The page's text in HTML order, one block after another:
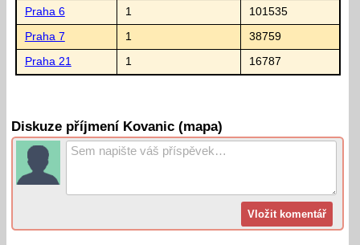
Praha 6 1 101535
Praha 7 1 38759
Praha 21 1 16787
Diskuze příjmení Kovanic (mapa)